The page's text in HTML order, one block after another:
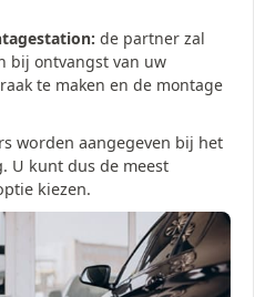
de partner zal
bij ontvangst van uw
te maken en de montage
worden aangegeven bij het
U kunt dus de meest
kiezen.